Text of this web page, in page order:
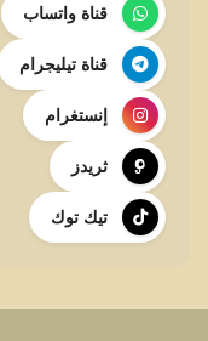
قناة واتساب
قناة تيليجرام
إنستغرام
ثريدز
تيك توك